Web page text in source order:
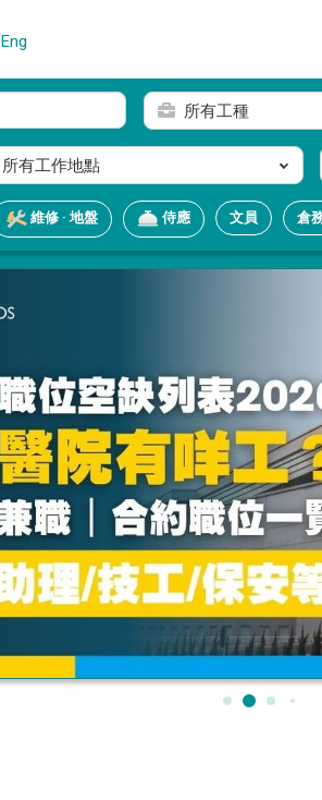
Eng
所有工種
所有工作地點
維修 · 地盤 侍應 文員 倉